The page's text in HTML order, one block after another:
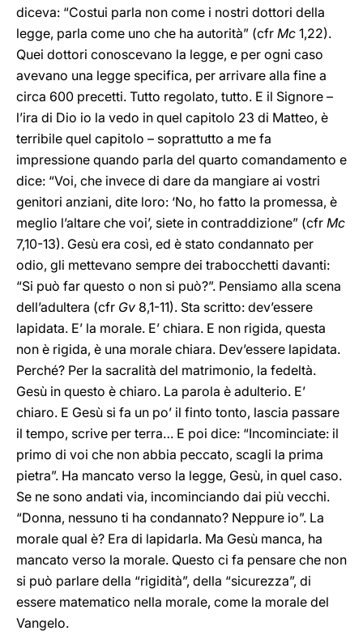
diceva: “Costui parla non come i nostri dottori della
legge, parla come uno che ha autorità” (cfr Mc 1,22).
Quei dottori conoscevano la legge, e per ogni caso
avevano una legge specifica, per arrivare alla fine a
circa 600 precetti. Tutto regolato, tutto. E il Signore –
l’ira di Dio io la vedo in quel capitolo 23 di Matteo, è
terribile quel capitolo – soprattutto a me fa
impressione quando parla del quarto comandamento e
dice: “Voi, che invece di dare da mangiare ai vostri
genitori anziani, dite loro: ‘No, ho fatto la promessa, è
meglio l’altare che voi’, siete in contraddizione” (cfr Mc
7,10-13). Gesù era così, ed è stato condannato per
odio, gli mettevano sempre dei trabocchetti davanti:
“Si può far questo o non si può?”. Pensiamo alla scena
dell’adultera (cfr Gv 8,1-11). Sta scritto: dev’essere
lapidata. E’ la morale. E’ chiara. E non rigida, questa
non è rigida, è una morale chiara. Dev’essere lapidata.
Perché? Per la sacralità del matrimonio, la fedeltà.
Gesù in questo è chiaro. La parola è adulterio. E’
chiaro. E Gesù si fa un po’ il finto tonto, lascia passare
il tempo, scrive per terra… E poi dice: “Incominciate: il
primo di voi che non abbia peccato, scagli la prima
pietra”. Ha mancato verso la legge, Gesù, in quel caso.
Se ne sono andati via, incominciando dai più vecchi.
“Donna, nessuno ti ha condannato? Neppure io”. La
morale qual è? Era di lapidarla. Ma Gesù manca, ha
mancato verso la morale. Questo ci fa pensare che non
si può parlare della “rigidità”, della “sicurezza”, di
essere matematico nella morale, come la morale del
Vangelo.